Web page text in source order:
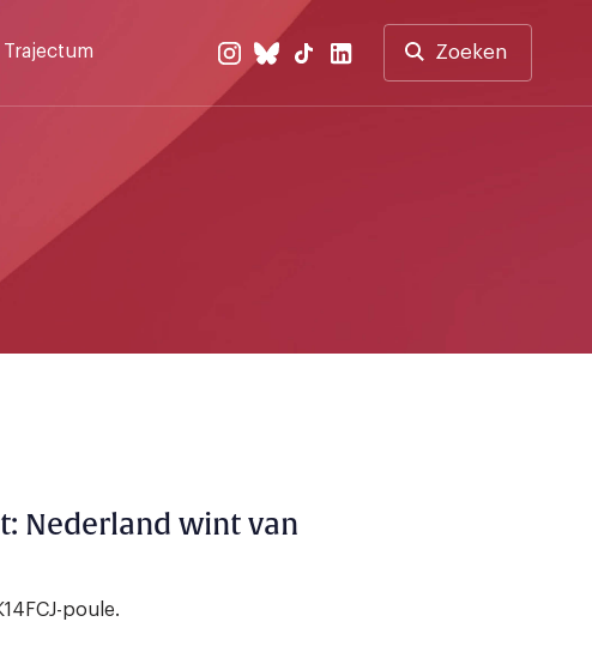
Zoeken
Nederland wint van
poule.